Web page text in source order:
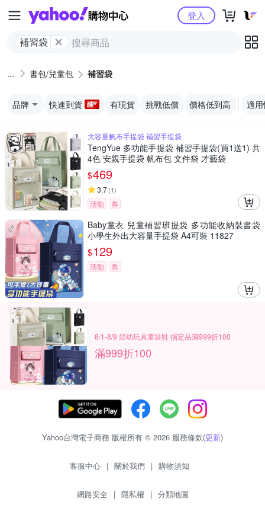
Yahoo購物中心
補習袋
登入
書包/兒童包 補習袋
品牌 快速到貨 有現貨 挑戰低價 價格低到高 適
大容量帆布手提袋 補習手提袋
TengYue 多功能手提袋 補習手提袋(買1送1) 共
4色 安親手提袋 帆布包 文件袋 才藝袋
$469
3.7(1)
活動 券
Baby童衣 兒童補習班提袋 多功能收納裝書袋
小學生外出大容量手提袋 A4可裝 11827
$129
活動 券
8/1-8/9 婦幼玩具童裝鞋 指定品滿999折100
滿999折100
Yahoo台灣電子商務 版權所有 © 2026 服務條款(更新)
客服中心 | 關於我們 | 購物須知
網路安全 | 隱私權 | 分類地圖